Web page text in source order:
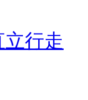
行走